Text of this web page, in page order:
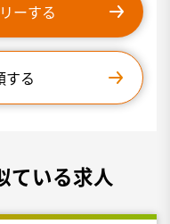
ーする
する
ている求人